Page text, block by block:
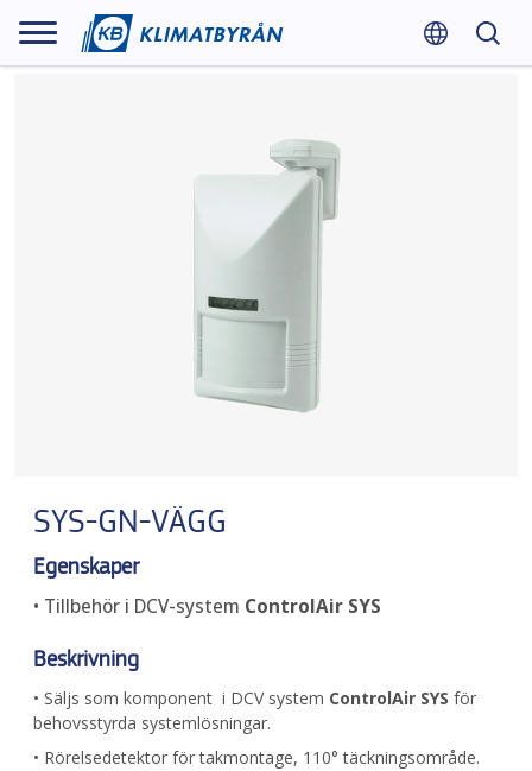
SYS-GN-VÄGG
Egenskaper
• Tillbehör i DCV-system ControlAir SYS
Beskrivning
• Säljs som komponent i DCV system ControlAir SYS för
behovsstyrda systemlösningar.
• Rörelsedetektor för takmontage, 110° täckningsområde.